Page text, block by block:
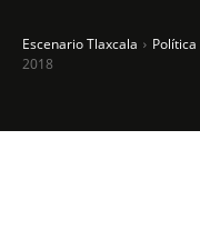
Escenario Tlaxcala Política
2018